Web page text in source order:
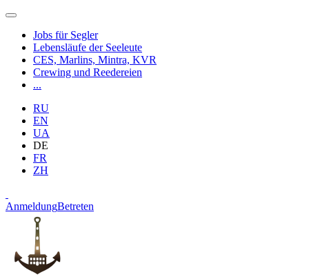
Jobs für Segler
Lebensläufe der Seeleute
CES, Marlins, Mintra, KVR
Crewing und Reedereien
...
RU
EN
UA
DE
FR
ZH
AnmeldungBetreten